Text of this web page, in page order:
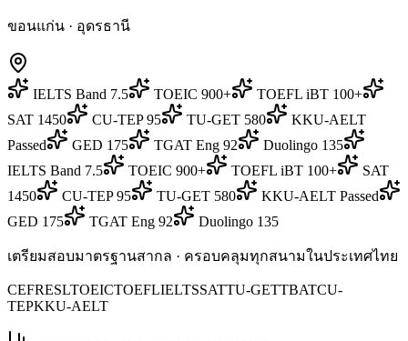
ขอนแก่น · อุดรธานี
IELTS Band 7.5 TOEIC 900+
TOEFL iBT 100+
SAT 1450
CU-TEP 95 TU-GET 580
KKU-AELT
Passed
GED 175 TGAT Eng 92
Duolingo 135
IELTS Band 7.5
TOEIC 900+ TOEFL iBT 100+
SAT
1450
CU-TEP 95 TU-GET 580
KKU-AELT Passed
GED 175
TGAT Eng 92 Duolingo 135
เตรียมสอบมาตรฐานสากล · ครอบคลุมทุกสนามในประเทศไทย
CEFRESLTOEICTOEFLIELTSSATTU-GETTBATCU-
TEPKKU-AELT